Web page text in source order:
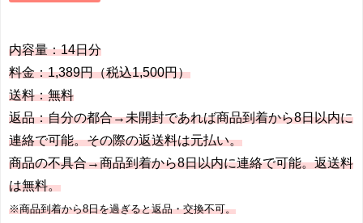
内容量：14日分
料金：1,389円（税込1,500円）
送料：無料
返品：自分の都合→未開封であれば商品到着から8日以内に
連絡で可能。その際の返送料は元払い。
商品の不具合→商品到着から8日以内に連絡で可能。返送料
は無料。
※商品到着から8日を過ぎると返品・交換不可。